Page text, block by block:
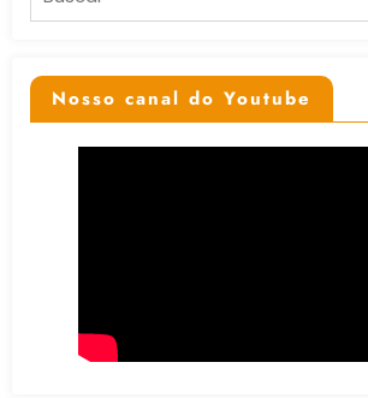
Nosso canal do Youtube